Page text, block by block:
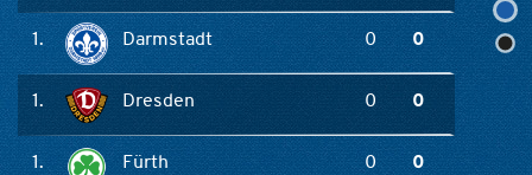
1. Darmstadt 0 0
1. Dresden 0 0
1. Fürth 0 0